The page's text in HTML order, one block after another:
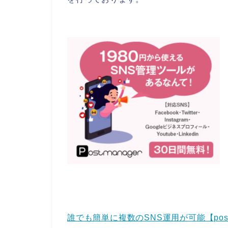
誰でも簡単に複数のSNS運用が可能【